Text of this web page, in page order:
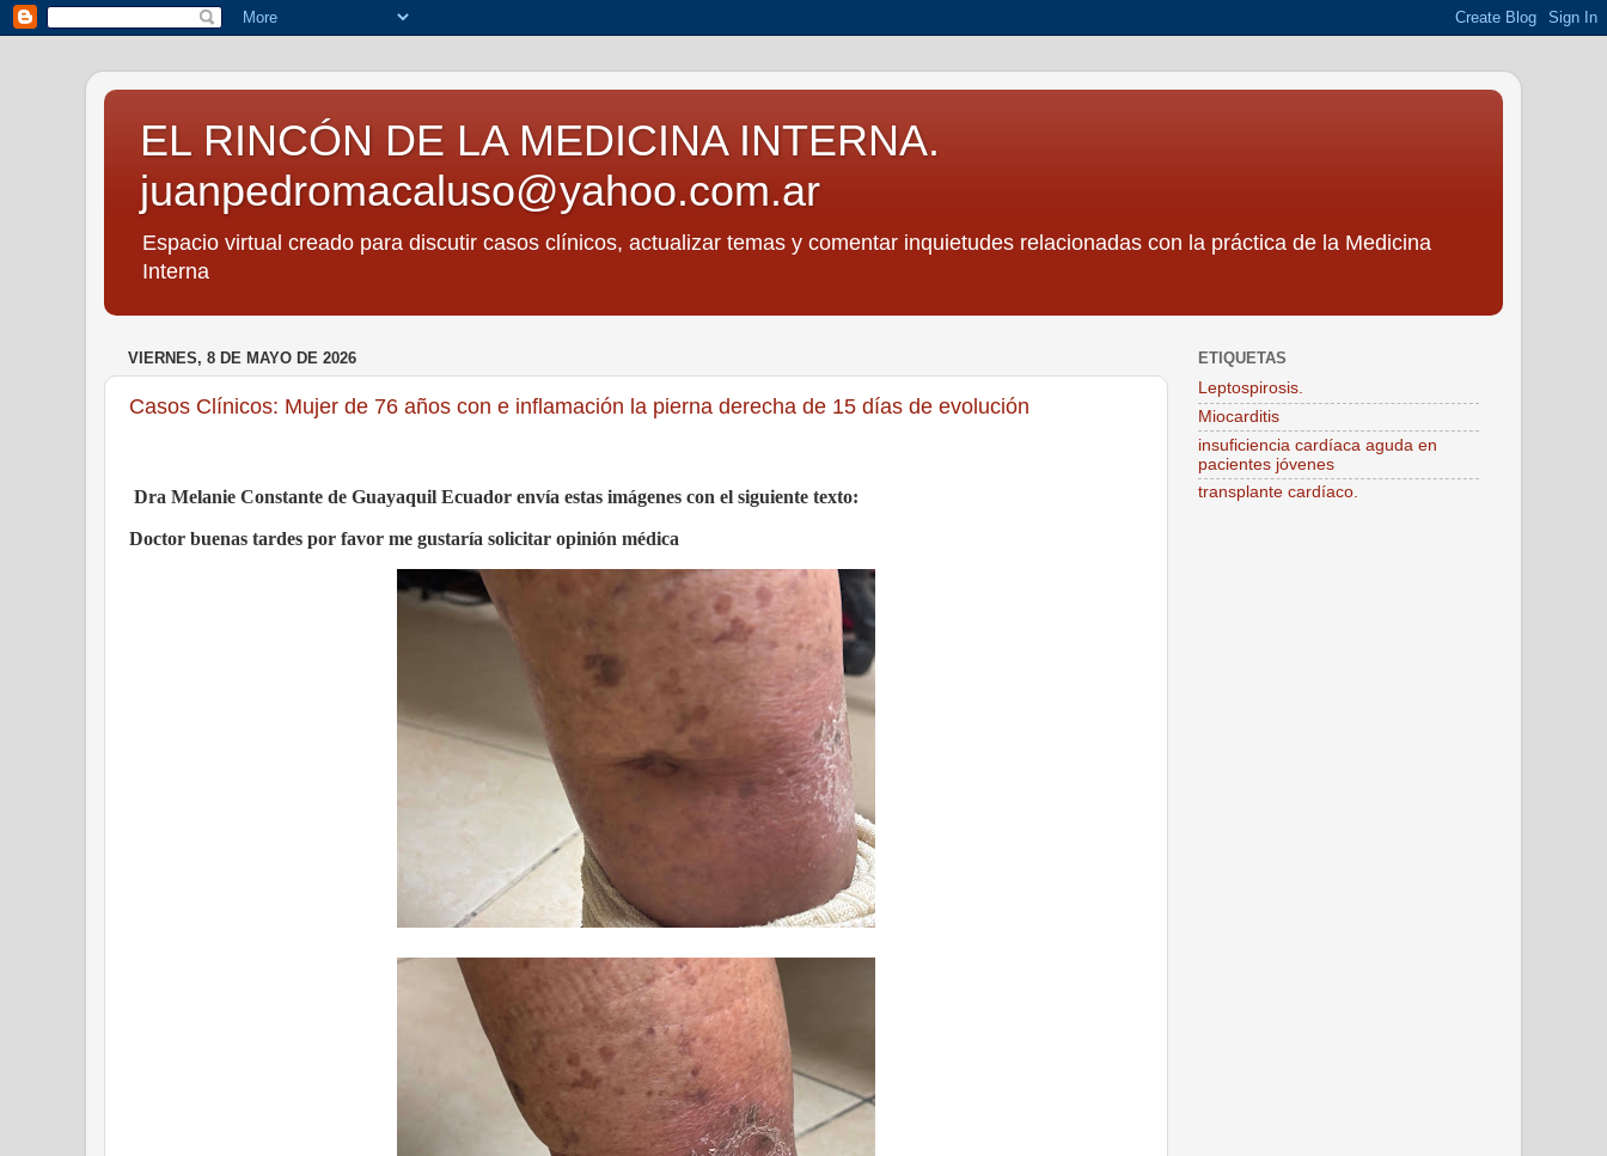
EL RINCÓN DE LA MEDICINA INTERNA.
juanpedromacaluso@yahoo.com.ar
Espacio virtual creado para discutir casos clínicos, actualizar temas y comentar inquietudes relacionadas con la práctica de la Medicina
Interna
VIERNES, 8 DE MAYO DE 2026
Casos Clínicos: Mujer de 76 años con e inflamación la pierna derecha de 15 días de evolución
Dra Melanie Constante de Guayaquil Ecuador envía estas imágenes con el siguiente texto:
Doctor buenas tardes por favor me gustaría solicitar opinión médica
ETIQUETAS
Leptospirosis.
Miocarditis
insuficiencia cardíaca aguda en
pacientes jóvenes
transplante cardíaco.